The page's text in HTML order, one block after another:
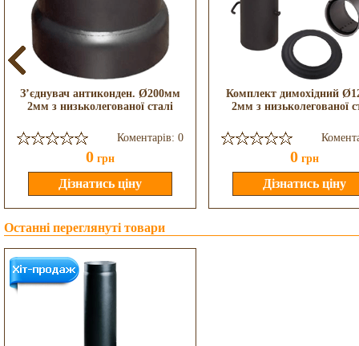
З’єднувач антиконден. Ø200мм
2мм з низьколегованої сталі
Коментарів: 0
0 грн
Комплект димохідний
2мм з низьколегованої
0 грн
Останні переглянуті товари